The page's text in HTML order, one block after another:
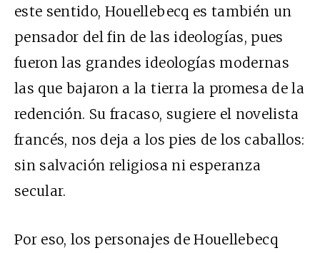
este sentido, Houellebecq es también un
pensador del fin de las ideologías, pues
fueron las grandes ideologías modernas
las que bajaron a la tierra la promesa de la
redención. Su fracaso, sugiere el novelista
francés, nos deja a los pies de los caballos:
sin salvación religiosa ni esperanza
secular.
Por eso, los personajes de Houellebecq